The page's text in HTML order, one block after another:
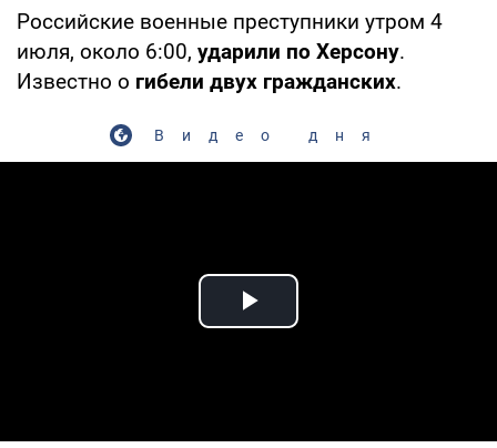
Российские военные преступники утром 4
июля, около 6:00, ударили по Херсону.
Известно о гибели двух гражданских.
Видео дня
Play Video